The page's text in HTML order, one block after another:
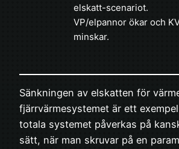
elskatt-scenariot.
VP/elpannor ökar och
minskar.
Sänkningen av elskatten för
fjärrvärmesystemet är ett
totala systemet påverkas på
sätt, när man skruvar på en